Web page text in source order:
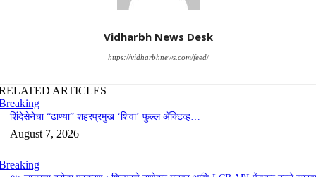
Vidharbh News Desk
https://vidharbhnews.com/feed/
ARTICLES
शिंदेसेनेचा “ढाण्या” शहरप्रमुख ‘शिवा’ फुल्ल ॲक्टिव्ह…
August 7, 2026